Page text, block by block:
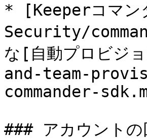
* [Keeperコマ
Security/
な[自動プロビ
and-team-
commander-
### アカウントの